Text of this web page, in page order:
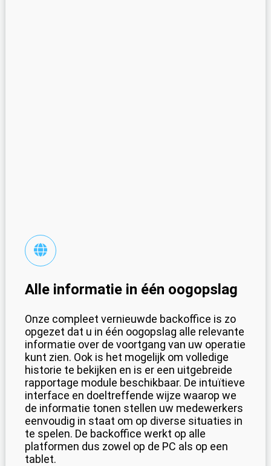
Alle informatie in één oogopslag
Onze compleet vernieuwde backoffice is zo
opgezet dat u in één oogopslag alle relevante
informatie over de voortgang van uw operatie
kunt zien. Ook is het mogelijk om volledige
historie te bekijken en is er een uitgebreide
rapportage module beschikbaar. De intuïtieve
interface en doeltreffende wijze waarop we
de informatie tonen stellen uw medewerkers
eenvoudig in staat om op diverse situaties in
te spelen. De backoffice werkt op alle
platformen dus zowel op de PC als op een
tablet.